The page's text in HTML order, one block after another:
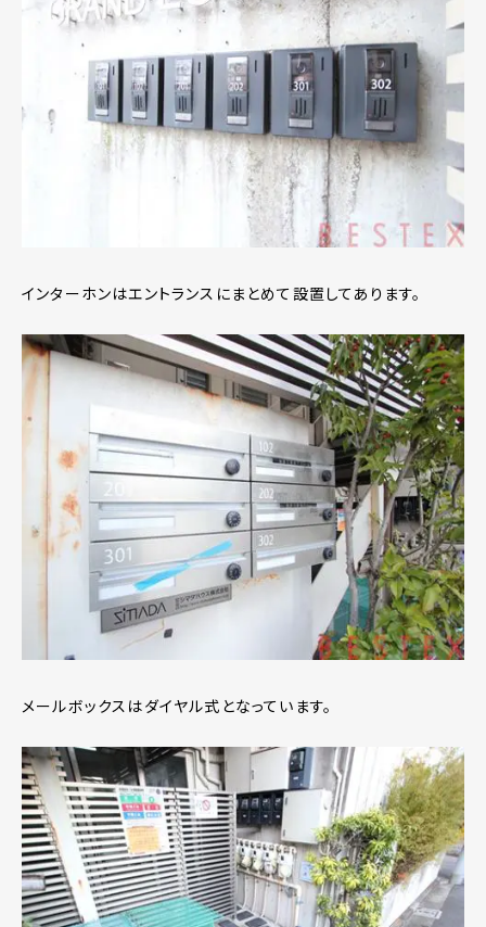
インターホンはエントランスにまとめて設置してあります。
メールボックスはダイヤル式となっています。